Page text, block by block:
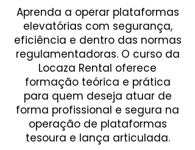
Aprenda a operar plataformas
elevatórias com segurança,
eficiência e dentro das normas
regulamentadoras. O curso da
Locaza Rental oferece
formação teórica e prática
para quem deseja atuar de
forma profissional e segura na
operação de plataformas
tesoura e lança articulada.